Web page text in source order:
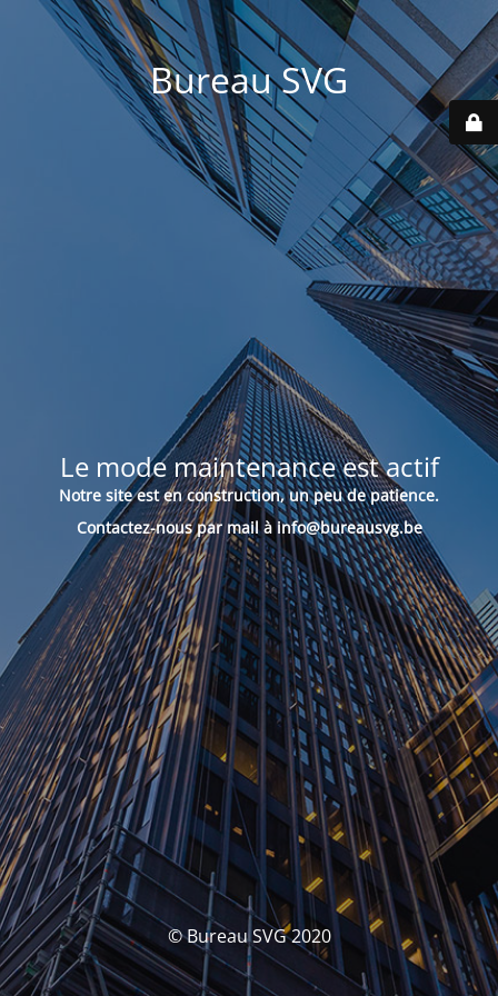
Bureau SVG
Le mode maintenance est actif
Notre site est en construction, un peu de patience.
Contactez-nous par mail à info@bureausvg.be
© Bureau SVG 2020